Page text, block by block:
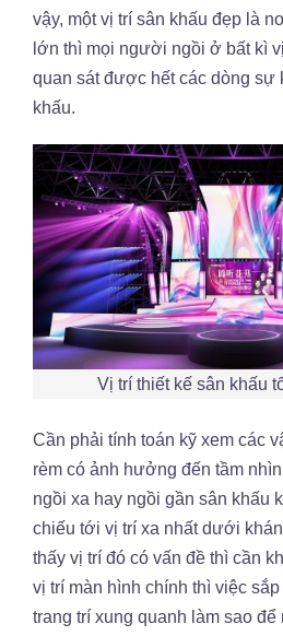
vậy, một vị trí sân khấu đẹp là
lớn thì mọi người ngồi ở bất kì
quan sát được hết các dòng sự
khấu.
Vị trí thiết kế sân khấu
Cần phải tính toán kỹ xem các
rèm có ảnh hưởng đến tầm
ngồi xa hay ngồi gần sân khấu
chiếu tới vị trí xa nhất dưới
thấy vị trí đó có vấn đề thì cần
vị trí màn hình chính thì việc
trang trí xung quanh làm sao